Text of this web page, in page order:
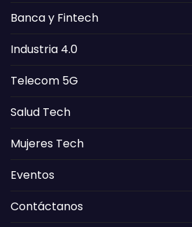
Banca y Fintech
Industria 4.0
Telecom 5G
Salud Tech
Mujeres Tech
Eventos
Contáctanos